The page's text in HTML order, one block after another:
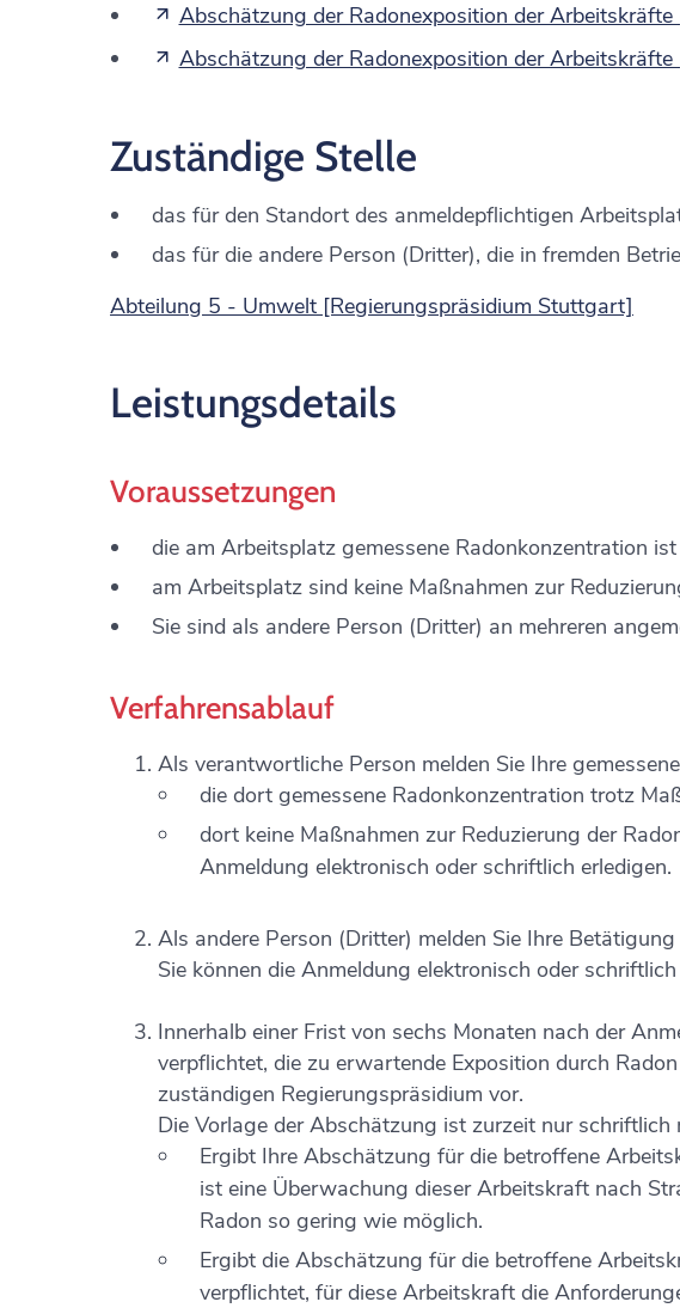
Abschätzung der Radonexposition der
Abschätzung der Radonexposition der Arbeitskräfte
Zuständige Stelle
das für den Standort des anmeldepflichtigen
das für die andere Person (Dritter), die in fremden
Abteilung 5 - Umwelt [Regierungspräsidium Stuttgart]
Leistungsdetails
Voraussetzungen
die am Arbeitsplatz gemessene Radonkonzentration
am Arbeitsplatz sind keine Maßnahmen zur
Sie sind als andere Person (Dritter) an mehreren
Verfahrensablauf
Als verantwortliche Person melden Sie Ihre
die dort gemessene Radonkonzentration trotz
dort keine Maßnahmen zur Reduzierung der
Anmeldung elektronisch oder schriftlich erledigen.
Als andere Person (Dritter) melden Sie Ihre
Sie können die Anmeldung elektronisch oder
Innerhalb einer Frist von sechs Monaten nach der
verpflichtet, die zu erwartende Exposition durch
zuständigen Regierungspräsidium vor.
Die Vorlage der Abschätzung ist zurzeit nur schriftlich
Ergibt Ihre Abschätzung für die betroffene
ist eine Überwachung dieser Arbeitskraft nach
Radon so gering wie möglich.
Ergibt die Abschätzung für die betroffene
verpflichtet, für diese Arbeitskraft die